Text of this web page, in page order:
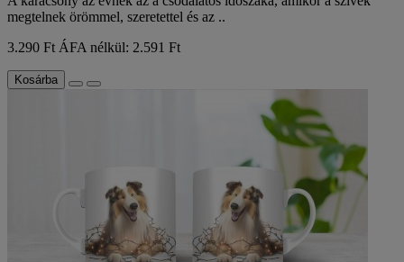
megtelnek örömmel, szeretettel és az ..
3.290 FtÁFA nélkül: 2.591 Ft
Kosárba